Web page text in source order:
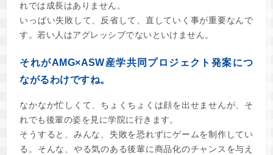
れでは成長はありません。
いっぱい失敗して、反省して、直していく事が重要なんで
す。若い人はアグレッシブでないといけません。
それがAMG×ASW産学共同プロジェクト発案につ
ながるわけですね。
なかなか忙しくて、ちょくちょくは顔を出せませんが、そ
れでも後輩の姿を見に学院に行きます。
そうすると、みんな、失敗を恐れずにゲームを制作してい
る。そんな、やる気のある後輩に商品化のチャンスを与え